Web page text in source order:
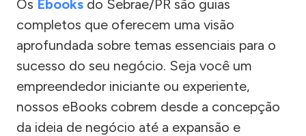
Os Ebooks do Sebrae/PR são guias
completos que oferecem uma visão
aprofundada sobre temas essenciais para o
sucesso do seu negócio. Seja você um
empreendedor iniciante ou experiente,
nossos eBooks cobrem desde a concepção
da ideia de negócio até a expansão e